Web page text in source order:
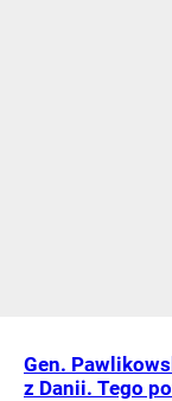
Gen.
z Danii. Tego